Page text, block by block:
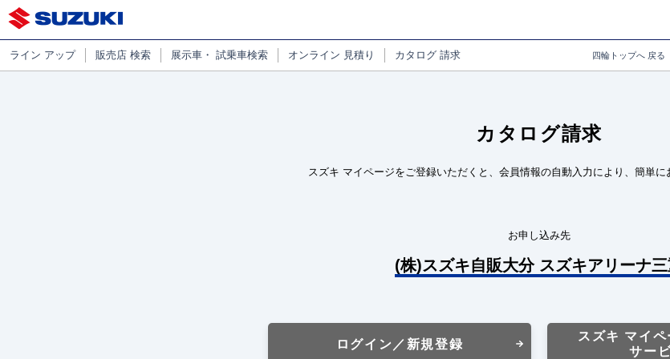
ライン アップ 販売店 検索 展示車・ 試乗車検索 オンライン 見積り カタログ 請求 四輪トップへ 戻る
カタログ請求
スズキ マイページをご登録いただくと、会員情報の自動入力により、簡単に
お申し込み先
(株)スズキ自販大分 スズキアリーナ
ログイン／新規登録
スズキ マイ
サー